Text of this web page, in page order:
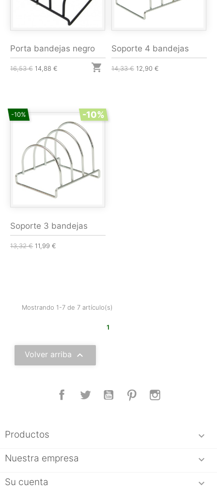
Porta bandejas negro
16,53 € 14,88 € 
Soporte 4 bandejas
14,33 € 12,90 €
-10% -10%
Soporte 3 bandejas
13,32 € 11,99 €
Mostrando 1-7 de 7 artículo(s)
1
Volver arriba 
FacebookTwitter YouTube Pinterest
Productos 
Nuestra empresa 
Su cuenta 